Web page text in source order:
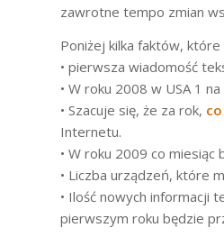
zawrotne tempo zmian
Poniżej kilka faktów, które
• pierwsza wiadomość
• W roku 2008 w USA 1
• Szacuje się, że za rok,
Internetu.
• W roku 2009 co miesiąc
• Liczba urządzeń, które
• Ilość nowych informacji
pierwszym roku będzie